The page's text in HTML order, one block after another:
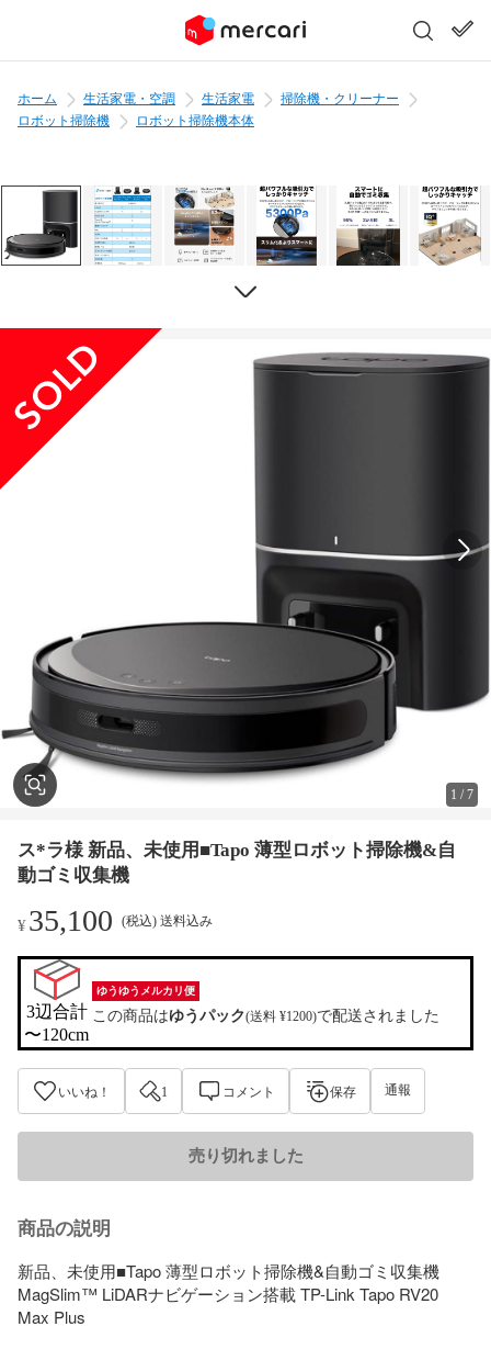
ホーム 生活家電・空調 生活家電
掃除機・クリーナー
ロボット掃除機
ロボット掃除機本体
1 /7
ス*ラ様 新品、未使用■Tapo 薄型ロボット掃除機&自
動ゴミ収集機
¥35,100 (税込) 送料込み
3辺合計
〜120cm
ゆうゆうメルカリ便
この商品はゆうパック(送料 ¥1200)で配送されました
いいね！ 1 コメント 保存 通報
売り切れました
商品の説明
新品、未使用■Tapo 薄型ロボット掃除機&自動ゴミ収集機
MagSlim™ LiDARナビゲーション搭載 TP-Link Tapo RV20
Max Plus